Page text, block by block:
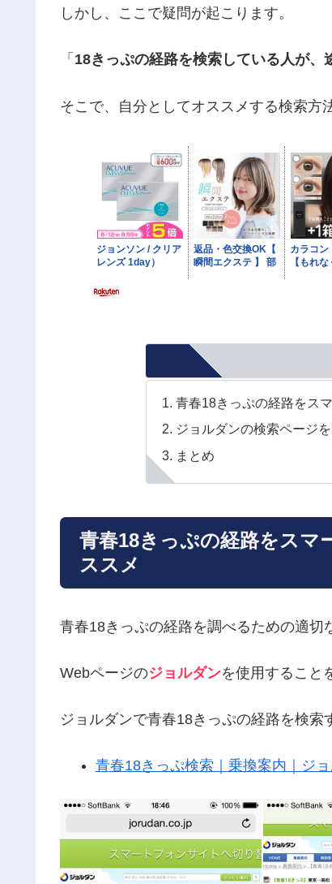
しかし、ここで疑問が起こります。
「 18きっぷの経路を検索している人が
そこで、自分としてオススメする検索方
青春18きっぷの経路をス
ジョルダンの検索ページ
まとめ
青春18きっぷの経路をスマ
ススメ
青春18きっぷの経路を調べるための適切
Webページのジョルダンを使用すること
ジョルダンで青春18きっぷの経路を検索
青春18きっぷ検索｜乗換案内｜ジ